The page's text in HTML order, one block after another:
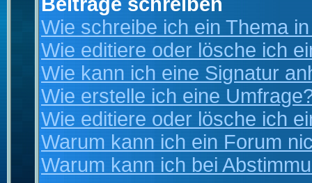
Wie schreibe ich ein Thema
Wie editiere oder lösche ich
Wie kann ich eine Signatur
Wie erstelle ich eine
Wie editiere oder lösche ich
Warum kann ich ein Forum
Warum kann ich bei